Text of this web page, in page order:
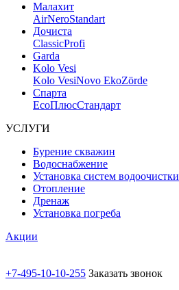
Малахит
AirNeroStandart
Дочиста
ClassicProfi
Garda
Kolo Vesi
Kolo VesiNovo EkoZörde
Спарта
EcoПлюсСтандарт
УСЛУГИ
Бурение скважин
Водоснабжение
Установка систем водоочистки
Отопление
Дренаж
Установка погреба
Акции
+7-495-10-10-255 Заказать звонок